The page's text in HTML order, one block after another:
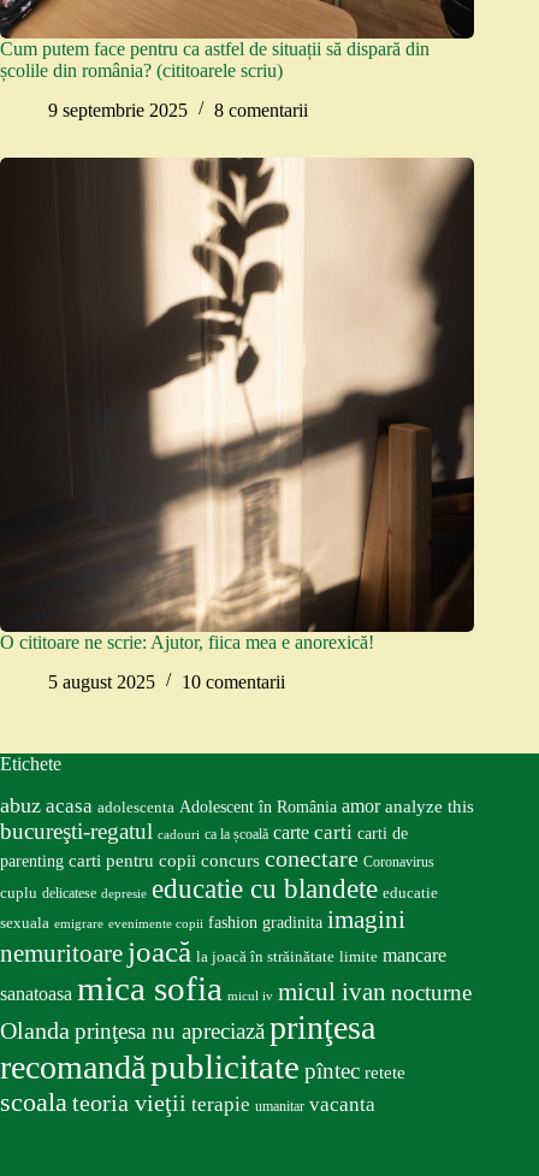
Cum putem face pentru ca astfel de situații să dispară din
școlile din românia? (cititoarele scriu)
9 septembrie 2025
8 comentarii
O cititoare ne scrie: Ajutor, fiica mea e anorexică!
5 august 2025
10 comentarii
Etichete
abuz acasa adolescenta Adolescent în România amor analyze this
bucureşti-regatul cadouri ca la școală carte carti carti de
parenting carti pentru copii concurs conectare Coronavirus
cuplu delicatese depresie educatie cu blandete educatie
sexuala emigrare evenimente copii fashion gradinita imagini
nemuritoare joacă la joacă în străinătate limite mancare
sanatoasa mica sofia micul iv micul ivan nocturne
Olandaprinţesa nu apreciazăprinţesa
recomandăpublicitate pîntec retete
scoalateoria vieţii terapie umanitar vacanta